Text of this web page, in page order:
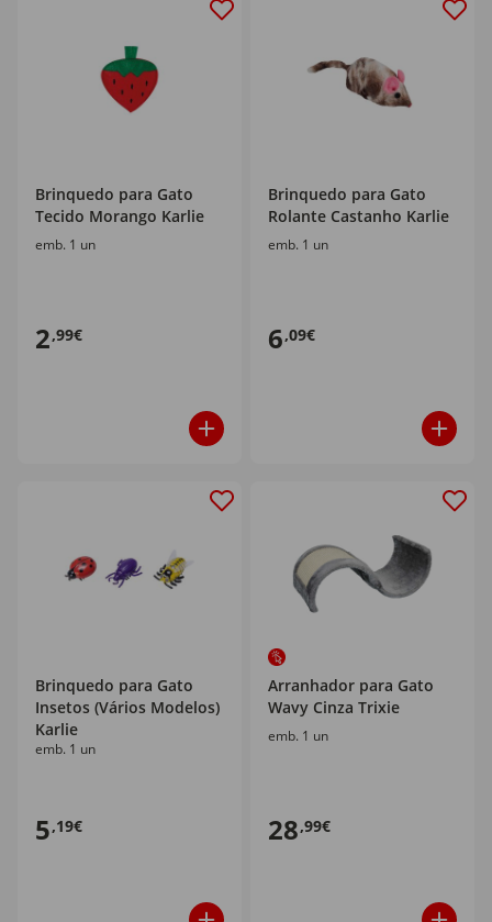
Brinquedo para Gato
Tecido Morango Karlie
emb. 1 un
2,99€
Brinquedo para Gato
Rolante Castanho Karlie
emb. 1 un
6,09€
Brinquedo para Gato
Insetos (Vários Modelos)
Karlie
emb. 1 un
5,19€
Arranhador para Gato
Wavy Cinza Trixie
emb. 1 un
28,99€